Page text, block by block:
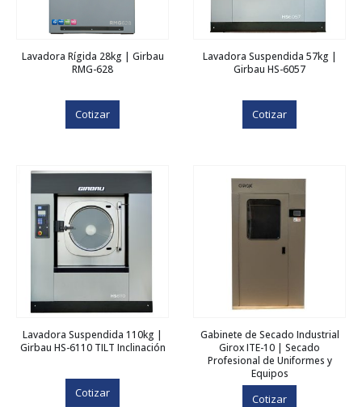
Lavadora Rígida 28kg | Girbau
RMG-628
Cotizar
Lavadora Suspendida 57kg |
Girbau HS-6057
Cotizar
Lavadora Suspendida 110kg |
Girbau HS-6110 TILT Inclinación
Cotizar
Gabinete de Secado Industrial
Girox ITE-10 | Secado
Profesional de Uniformes y
Equipos
Cotizar